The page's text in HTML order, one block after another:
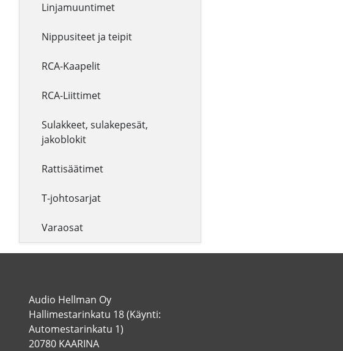
Linjamuuntimet
Nippusiteet ja teipit
RCA-Kaapelit
RCA-Liittimet
Sulakkeet, sulakepesät,
jakoblokit
Rattisäätimet
T-johtosarjat
Varaosat
Audio Hellman Oy
Hallimestarinkatu 18 (Käynti:
Automestarinkatu 1)
20780 KAARINA